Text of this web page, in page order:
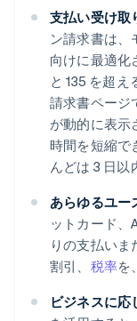
支払い受け取
ン請求書は、
向けに最適化
と 135 を超
請求書ページ
が動的に表示
時間を短縮で
んどは 3 日以
あらゆるユー
ットカード、
りの支払いま
割引、 税率を
ビジネスに応
アイルランド
English
アメリカ
EnglishEspañol
アラブ首長
English
イギリス
English
イタリア
Italiano English
English
エストニア
English
オーストラ
English
オーストリア
Deutsch English